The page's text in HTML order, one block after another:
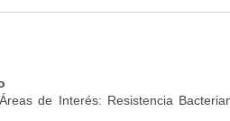
de Interés: Resistencia